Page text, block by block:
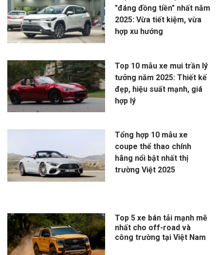
"đáng đồng tiền" nhất năm
2025: Vừa tiết kiệm, vừa
hợp xu hướng
Top 10 mẫu xe mui trần lý
tưởng năm 2025: Thiết kế
đẹp, hiệu suất mạnh, giá
hợp lý
Tổng hợp 10 mẫu xe
coupe thể thao chính
hãng nổi bật nhất thị
trường Việt 2025
Top 5 xe bán tải mạnh mẽ
nhất cho off-road và
công trường tại Việt Nam